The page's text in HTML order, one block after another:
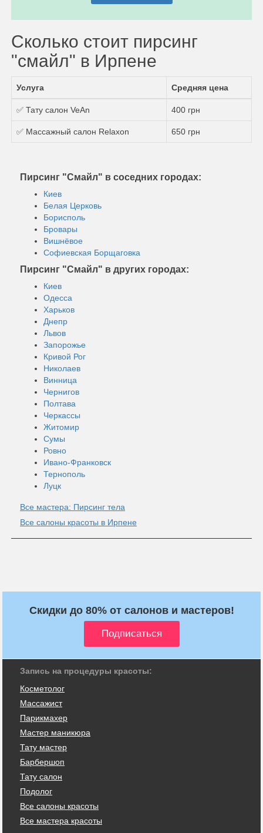
Сколько стоит пирсинг
"смайл" в Ирпене
Услуга Средняя цена
✅ Тату салон VeAn 400 грн
✅ Массажный салон Relaxon 650 грн
Пирсинг "Смайл" в соседних городах:
Киев
Белая Церковь
Борисполь
Бровары
Вишнёвое
Софиевская Борщаговка
Пирсинг "Смайл" в других городах:
Киев
Одесса
Харьков
Днепр
Львов
Запорожье
Кривой Рог
Николаев
Винница
Чернигов
Полтава
Черкассы
Житомир
Сумы
Ровно
Ивано-Франковск
Тернополь
Луцк
Все мастера: Пирсинг тела
Все салоны красоты в Ирпене
Скидки до 80% от салонов и мастеров!
Запись на процедуры красоты:
Косметолог
Массажист
Парикмахер
Мастер маникюра
Тату мастер
Барбершоп
Тату салон
Подолог
Все салоны красоты
Все мастера красоты